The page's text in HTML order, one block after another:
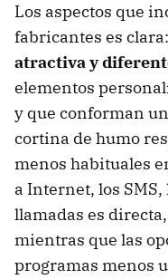
Los aspectos que
fabricantes es clara:
atractiva y
elementos
y que conforman
cortina de humo
menos habituales
a Internet, los
llamadas es
mientras que las
programas menos